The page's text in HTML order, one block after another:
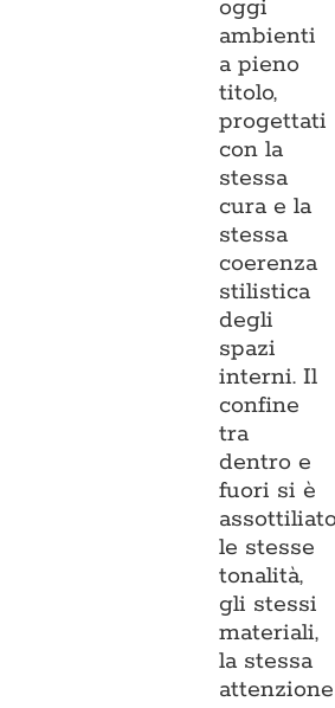
oggi
ambienti
a pieno
titolo,
progettati
con la
stessa
cura e la
stessa
coerenza
stilistica
degli
spazi
interni. Il
confine
tra
dentro e
fuori si è
le stesse
tonalità,
gli stessi
materiali,
la stessa
attenzione